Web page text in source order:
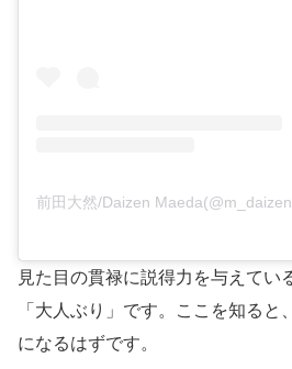
前田大然/Daizen
見た目の貫禄に説得力を与えてい
「大人ぶり」です。ここを知ると
になるはずです。